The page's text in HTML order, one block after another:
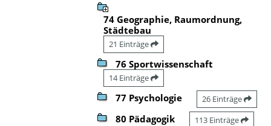
74 Geographie, Raumordnung,
Städtebau
21 Einträge
76 Sportwissenschaft
14 Einträge
77 Psychologie 26 Einträge
80 Pädagogik 113 Einträge